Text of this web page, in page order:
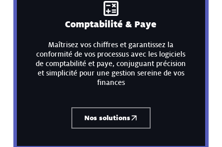
Comptabilité & Paye
Maîtrisez vos chiffres et garantissez la
conformité de vos processus avec les logiciels
de comptabilité et paye, conjuguant précision
et simplicité pour une gestion sereine de vos
finances
Nos solutions